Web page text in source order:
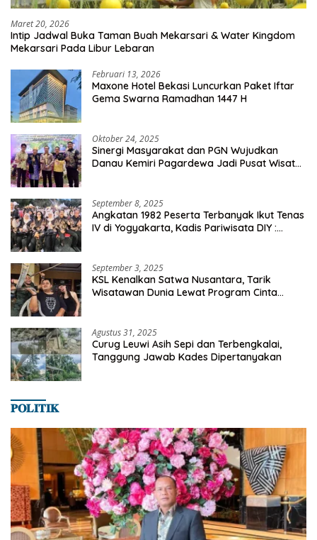
Maret 20, 2026
Intip Jadwal Buka Taman Buah Mekarsari & Water Kingdom
Mekarsari Pada Libur Lebaran
Februari 13, 2026
Maxone Hotel Bekasi Luncurkan Paket Iftar
Gema Swarna Ramadhan 1447 H
Oktober 24, 2025
Sinergi Masyarakat dan PGN Wujudkan
Danau Kemiri Pagardewa Jadi Pusat Wisata
September 8, 2025
Angkatan 1982 Peserta Terbanyak Ikut Tenas
IV di Yogyakarta, Kadis Pariwisata DIY :
September 3, 2025
KSL Kenalkan Satwa Nusantara, Tarik
Wisatawan Dunia Lewat Program Cinta
Agustus 31, 2025
Curug Leuwi Asih Sepi dan Terbengkalai,
Tanggung Jawab Kades Dipertanyakan
𝐏𝐎𝐋𝐈𝐓𝐈𝐊